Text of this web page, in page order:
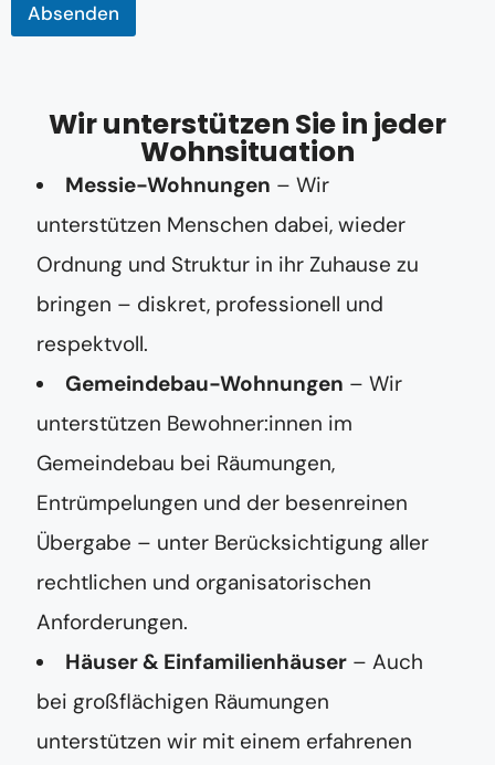
Absenden
Wir unterstützen Sie in jeder
Wohnsituation
Messie-Wohnungen – Wir
unterstützen Menschen dabei, wieder
Ordnung und Struktur in ihr Zuhause zu
bringen – diskret, professionell und
respektvoll.
Gemeindebau-Wohnungen – Wir
unterstützen Bewohner:innen im
Gemeindebau bei Räumungen,
Entrümpelungen und der besenreinen
Übergabe – unter Berücksichtigung aller
rechtlichen und organisatorischen
Anforderungen.
Häuser & Einfamilienhäuser – Auch
bei großflächigen Räumungen
unterstützen wir mit einem erfahrenen